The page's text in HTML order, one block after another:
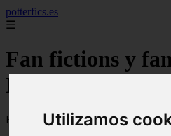
Utilizamos
potterfics.es
☰
Fan fictions y
Potter en Español
Fan fictions y fanfics de Harry Potter